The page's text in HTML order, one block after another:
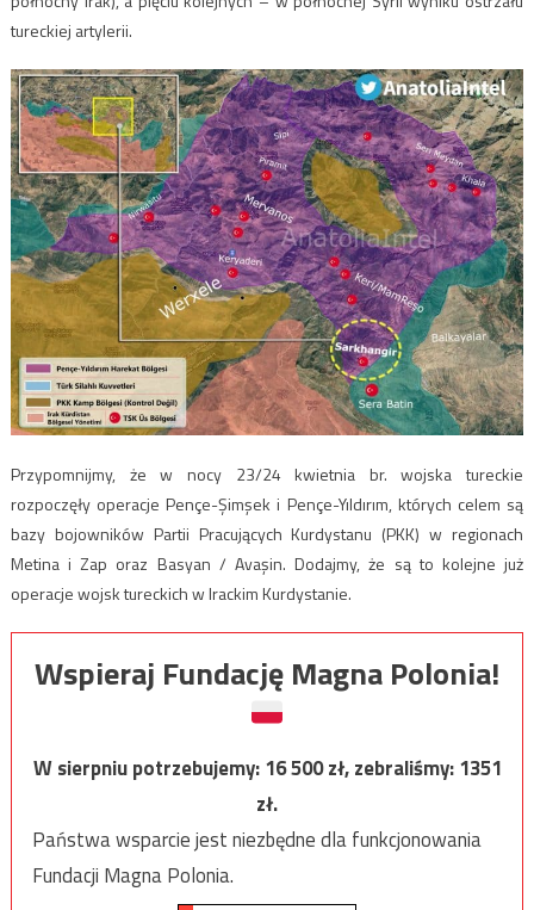
tureckiej artylerii.
Przypomnijmy, że w nocy 23/24 kwietnia br. wojska tureckie
rozpoczęły operacje Pençe-Şimşek i Pençe-Yıldırım, których celem są
bazy bojowników Partii Pracujących Kurdystanu (PKK) w regionach
Metina i Zap oraz Basyan / Avaşin. Dodajmy, że są to kolejne już
operacje wojsk tureckich w Irackim Kurdystanie.
Wspieraj Fundację Magna Polonia!
W sierpniu potrzebujemy:16 500zł, zebraliśmy:1351
zł.
Państwa wsparcie jest niezbędne dla funkcjonowania
Fundacji Magna Polonia.